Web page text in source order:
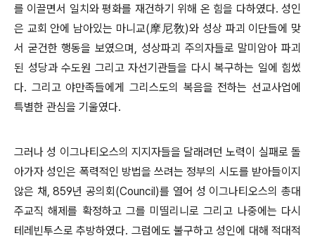
를 이끌면서 일치와 평화를 재건하기 위해 온 힘을 다하였다. 성인
은 교회 안에 남아있는 마니교(摩尼敎)와 성상 파괴 이단들에 맞
서 굳건한 행동을 보였으며, 성상파괴 주의자들로 말미암아 파괴
된 성당과 수도원 그리고 자선기관들을 다시 복구하는 일에 힘썼
다. 그리고 야만족들에게 그리스도의 복음을 전하는 선교사업에
특별한 관심을 기울였다.
그러나 성 이그나티오스의 지지자들을 달래려던 노력이 실패로 돌
아가자 성인은 폭력적인 방법을 쓰려는 정부의 시도를 받아들이지
않은 채, 859년 공의회(Council)를 열어 성 이그나티오스의 총대
주교직 해제를 확정하고 그를 미띨리니로 그리고 나중에는 다시
테레빈투스로 추방하였다. 그럼에도 불구하고 성인에 대해 적대적